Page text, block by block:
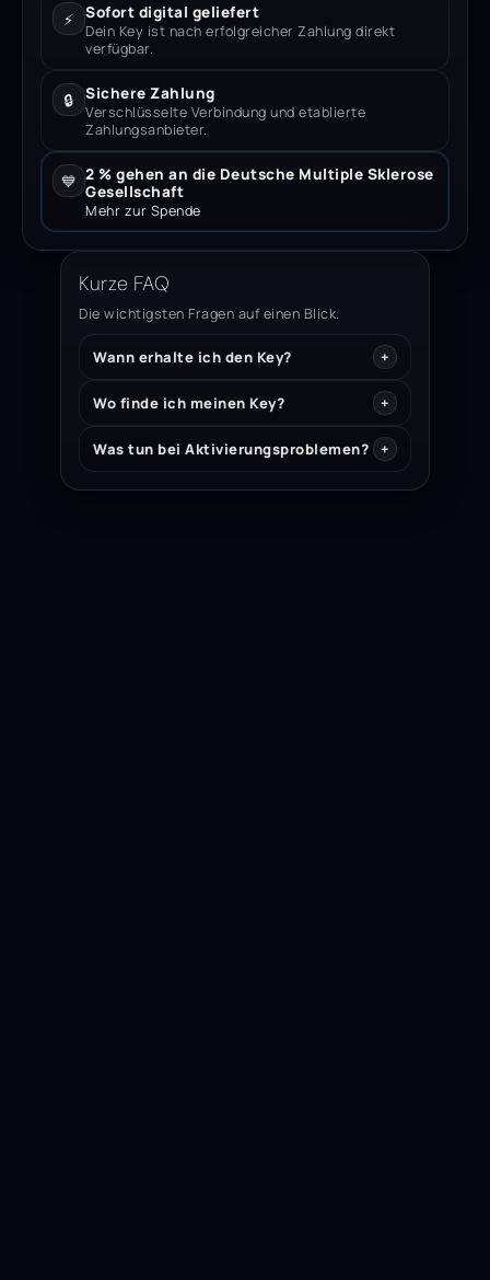
⚡ Sofort digital geliefert
Dein Key ist nach erfolgreicher Zahlung direkt
verfügbar.
🔒 Sichere Zahlung
Verschlüsselte Verbindung und etablierte
Zahlungsanbieter.
💙 2 % gehen an die Deutsche Multiple Sklerose
Gesellschaft
Mehr zur Spende
Kurze FAQ
Die wichtigsten Fragen auf einen Blick.
Wann erhalte ich den Key?
Wo finde ich meinen Key?
Was tun bei Aktivierungsproblemen?